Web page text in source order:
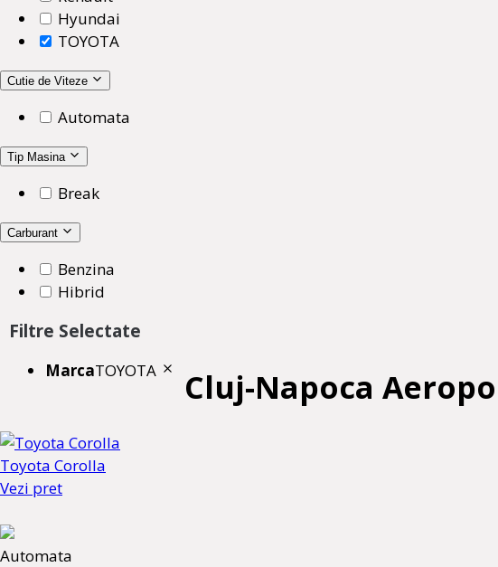
Hyundai
TOYOTA
Cutie de Viteze
Automata
Tip Masina
Break
Carburant
Benzina
Hibrid
Filtre Selectate
MarcaTOYOTA Cluj-Napoca
Toyota Corolla
Vezi pret
Automata